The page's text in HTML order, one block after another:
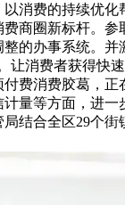
消费的持续优化
商圈新标杆。参
的办事系统。并
让消费者获得快
费消费胶葛，正
量等方面，进一
结合全区29个